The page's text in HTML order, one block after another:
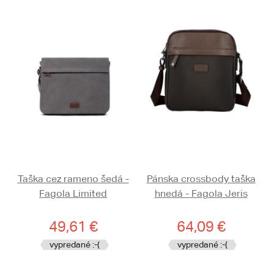
Taška cez rameno šedá -
Fagola Limited
49,61 €
vypredané :-(
Pánska crossbody taška
hnedá - Fagola Jeris
64,09 €
vypredané :-(